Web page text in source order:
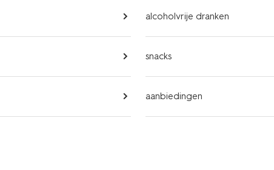
alcoholvrije dranken
snacks
aanbiedingen